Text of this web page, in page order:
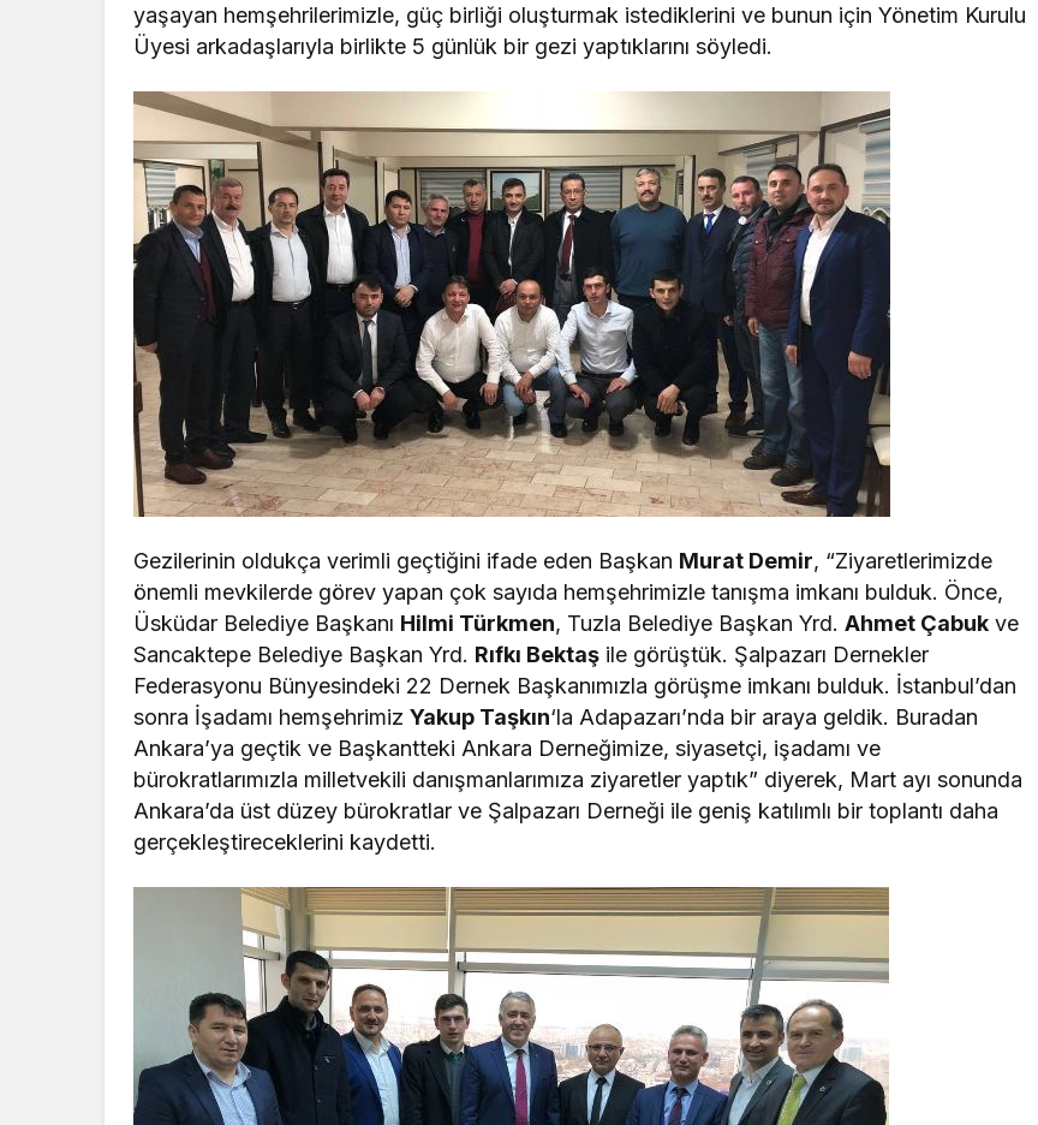
yaşayan hemşehrilerimizle, güç birliği oluşturmak istediklerini ve bunun için Yönetim Kurulu
Üyesi arkadaşlarıyla birlikte 5 günlük bir gezi yaptıklarını söyledi.
Gezilerinin oldukça verimli geçtiğini ifade eden Başkan Murat Demir, “Ziyaretlerimizde
önemli mevkilerde görev yapan çok sayıda hemşehrimizle tanışma imkanı bulduk. Önce,
Üsküdar Belediye Başkanı Hilmi Türkmen, Tuzla Belediye Başkan Yrd.Ahmet Çabuk ve
Sancaktepe Belediye Başkan Yrd. Rıfkı Bektaş ile görüştük. Şalpazarı Dernekler
Federasyonu Bünyesindeki 22 Dernek Başkanımızla görüşme imkanı bulduk. İstanbul’dan
sonra İşadamı hemşehrimizYakup Taşkın‘la Adapazarı’nda bir araya geldik. Buradan
Ankara’ya geçtik ve Başkantteki Ankara Derneğimize, siyasetçi, işadamı ve
bürokratlarımızla milletvekili danışmanlarımıza ziyaretler yaptık” diyerek, Mart ayı sonunda
Ankara’da üst düzey bürokratlar ve Şalpazarı Derneği ile geniş katılımlı bir toplantı daha
gerçekleştireceklerini kaydetti.